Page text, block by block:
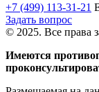
+7 (499) 113-31-21
Задать вопрос
© 2025. Все права
Имеются